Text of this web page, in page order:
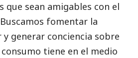
sean amigables con el
fomentar la
generar conciencia sobre
tiene en el medio